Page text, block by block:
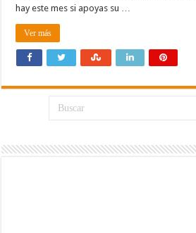
hay este mes si apoyas su …
Ver más